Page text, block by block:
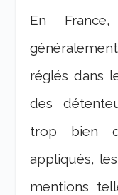
En
réglés dans
des
trop bien
appliqués,
mentions